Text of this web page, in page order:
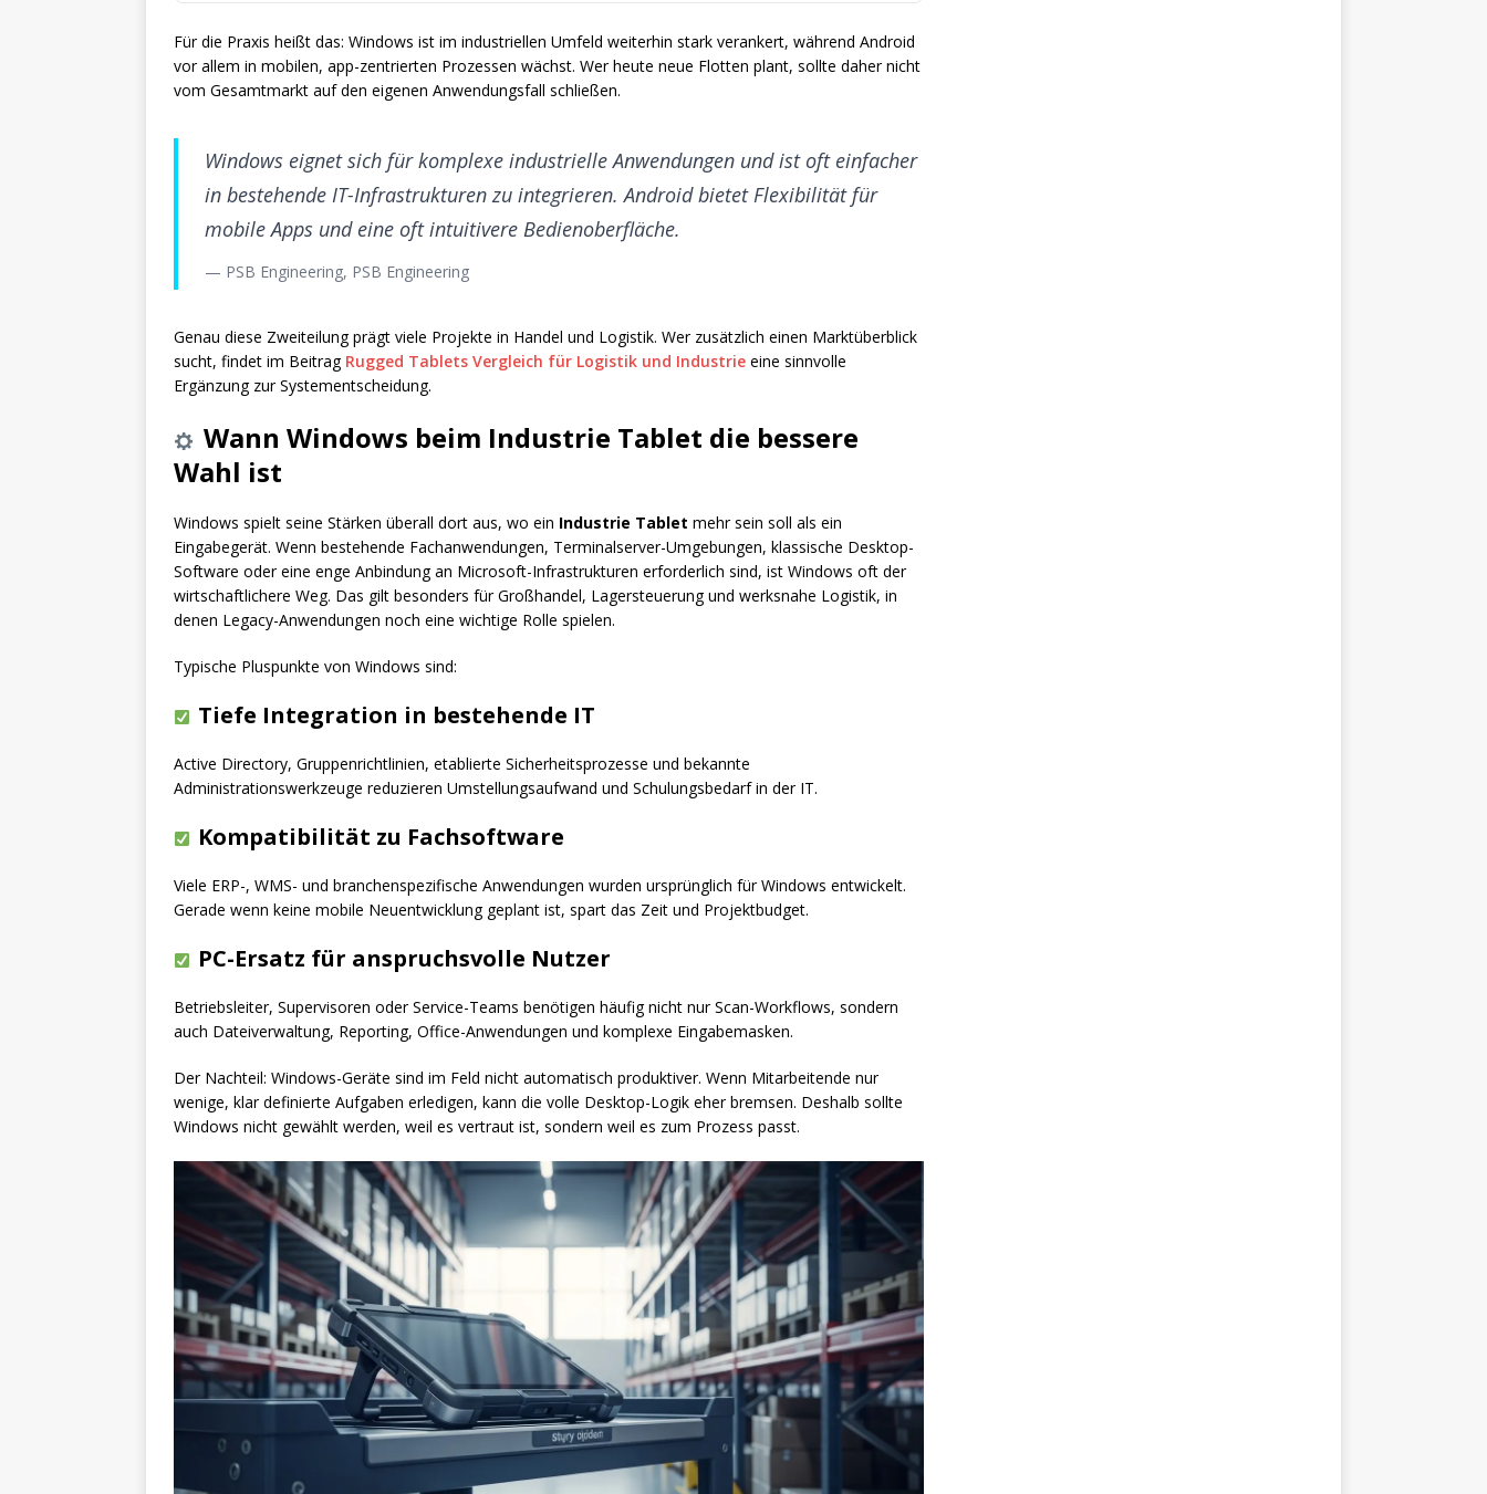
Für die Praxis heißt das: Windows ist im industriellen Umfeld weiterhin stark verankert, während Android
vor allem in mobilen, app-zentrierten Prozessen wächst. Wer heute neue Flotten plant, sollte daher nicht
vom Gesamtmarkt auf den eigenen Anwendungsfall schließen.
Windows eignet sich für komplexe industrielle Anwendungen und ist oft einfacher
in bestehende IT-Infrastrukturen zu integrieren. Android bietet Flexibilität für
mobile Apps und eine oft intuitivere Bedienoberfläche.
— PSB Engineering, PSB Engineering
Genau diese Zweiteilung prägt viele Projekte in Handel und Logistik. Wer zusätzlich einen Marktüberblick
sucht, findet im Beitrag Rugged Tablets Vergleich für Logistik und Industrie eine sinnvolle
Ergänzung zur Systementscheidung.
Wann Windows beim Industrie Tablet die bessere
Wahl ist
Windows spielt seine Stärken überall dort aus, wo ein Industrie Tablet mehr sein soll als ein
Eingabegerät. Wenn bestehende Fachanwendungen, Terminalserver-Umgebungen, klassische Desktop-
Software oder eine enge Anbindung an Microsoft-Infrastrukturen erforderlich sind, ist Windows oft der
wirtschaftlichere Weg. Das gilt besonders für Großhandel, Lagersteuerung und werksnahe Logistik, in
denen Legacy-Anwendungen noch eine wichtige Rolle spielen.
Typische Pluspunkte von Windows sind:
Tiefe Integration in bestehende IT
Active Directory, Gruppenrichtlinien, etablierte Sicherheitsprozesse und bekannte
Administrationswerkzeuge reduzieren Umstellungsaufwand und Schulungsbedarf in der IT.
Kompatibilität zu Fachsoftware
Viele ERP-, WMS- und branchenspezifische Anwendungen wurden ursprünglich für Windows entwickelt.
Gerade wenn keine mobile Neuentwicklung geplant ist, spart das Zeit und Projektbudget.
PC-Ersatz für anspruchsvolle Nutzer
Betriebsleiter, Supervisoren oder Service-Teams benötigen häufig nicht nur Scan-Workflows, sondern
auch Dateiverwaltung, Reporting, Office-Anwendungen und komplexe Eingabemasken.
Der Nachteil: Windows-Geräte sind im Feld nicht automatisch produktiver. Wenn Mitarbeitende nur
wenige, klar definierte Aufgaben erledigen, kann die volle Desktop-Logik eher bremsen. Deshalb sollte
Windows nicht gewählt werden, weil es vertraut ist, sondern weil es zum Prozess passt.